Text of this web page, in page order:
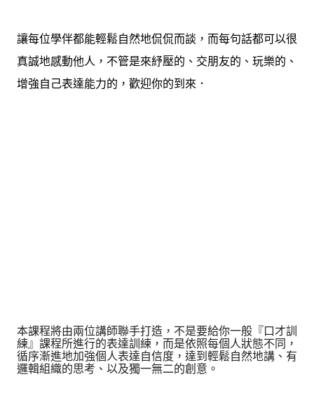
讓每位學伴都能輕鬆自然地侃侃而談，而每句話都可以很
真誠地感動他人，不管是來紓壓的、交朋友的、玩樂的、
增強自己表達能力的，歡迎你的到來 ．
本課程將由兩位講師聯手打造，不是要給你一般『口才訓
練』課程所進行的表達訓練，而是依照每個人狀態不同，
循序漸進地加強個人表達自信度，達到輕鬆自然地講、有
邏輯組織的思考、以及獨一無二的創意。